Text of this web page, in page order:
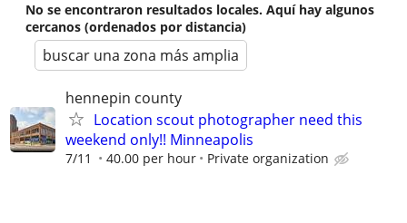
No se encontraron resultados locales. Aquí hay algunos
cercanos (ordenados por distancia)
buscar una zona más amplia
hennepin county
Location scout photographer need this
weekend only!! Minneapolis
7/11 40.00 per hour Private organization